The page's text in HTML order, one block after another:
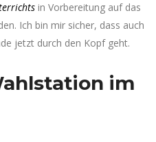
in Vorbereitung auf das
Ich bin mir sicher, dass auch
jetzt durch den Kopf geht.
im